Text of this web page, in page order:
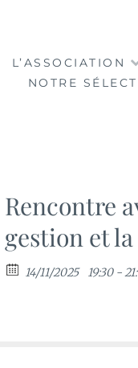
DES
L’ASSOCIATION
NOTRE
Rencontre
gestion et
14/11/2025 19:30 -